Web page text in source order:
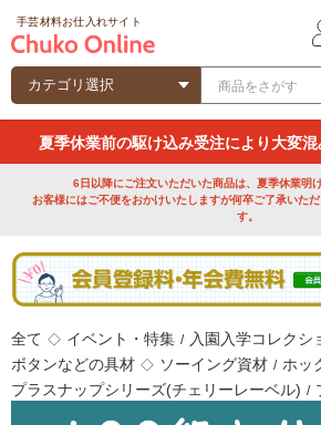
夏季休業前の駆け込み受注により大変混
6日以降にご注文いただいた商品は、夏季休業明
お客様にはご不便をおかけいたしますが何卒ご了承いた
す。
全て ◇ イベント・特集 / 入園入学コレクシ
ボタンなどの具材 ◇ ソーイング資材 / ホッ
プラスナップシリーズ(チェリーレーベル) /
手芸材料お仕入れサイト